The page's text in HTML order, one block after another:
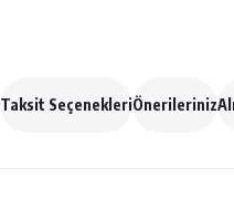
Taksit SeçenekleriÖnerileriniz